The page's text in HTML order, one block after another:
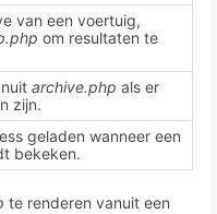
van een voertuig,
om resultaten te
archive.php als er
zijn.
geladen wanneer een
bekeken.
te renderen vanuit een